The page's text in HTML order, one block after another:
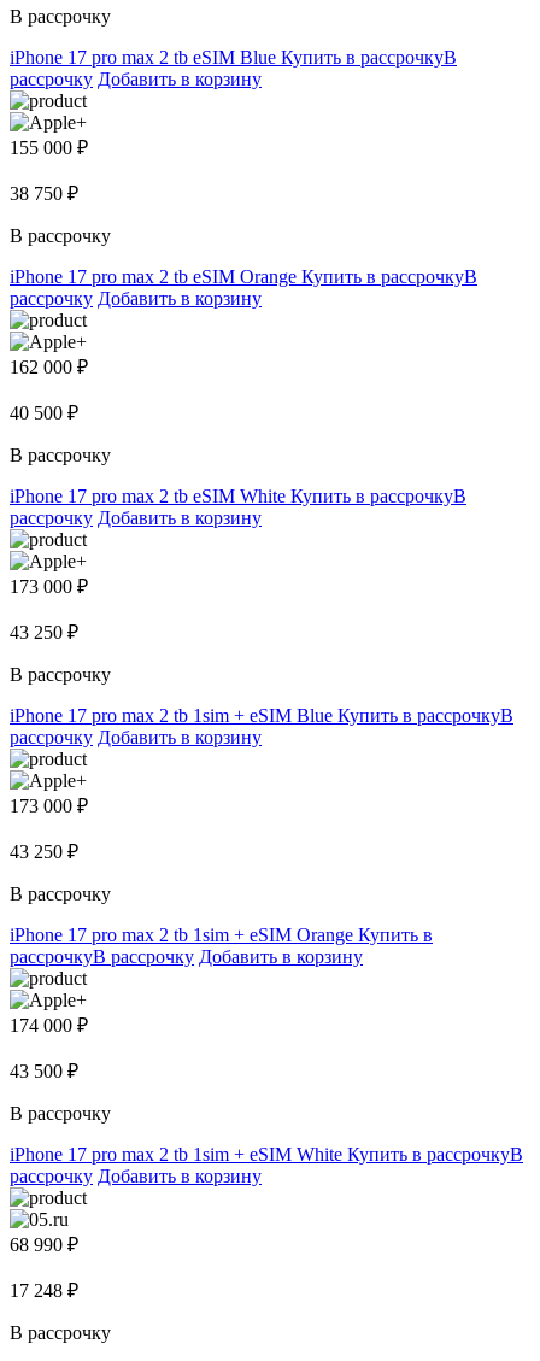
В рассрочку
iPhone 17 pro max 2 tb eSIM Blue Купить в рассрочкуВ
рассрочку Добавить в корзину
155 000 ₽
38 750 ₽
В рассрочку
iPhone 17 pro max 2 tb eSIM Orange Купить в рассрочкуВ
рассрочку Добавить в корзину
162 000 ₽
40 500 ₽
В рассрочку
iPhone 17 pro max 2 tb eSIM White Купить в рассрочкуВ
рассрочку Добавить в корзину
173 000 ₽
43 250 ₽
В рассрочку
iPhone 17 pro max 2 tb 1sim + eSIM Blue Купить в рассрочкуВ
рассрочку Добавить в корзину
173 000 ₽
43 250 ₽
В рассрочку
iPhone 17 pro max 2 tb 1sim + eSIM Orange Купить в
рассрочкуВ рассрочку Добавить в корзину
174 000 ₽
43 500 ₽
В рассрочку
iPhone 17 pro max 2 tb 1sim + eSIM White Купить в рассрочкуВ
рассрочку Добавить в корзину
68 990 ₽
17 248 ₽
В рассрочку